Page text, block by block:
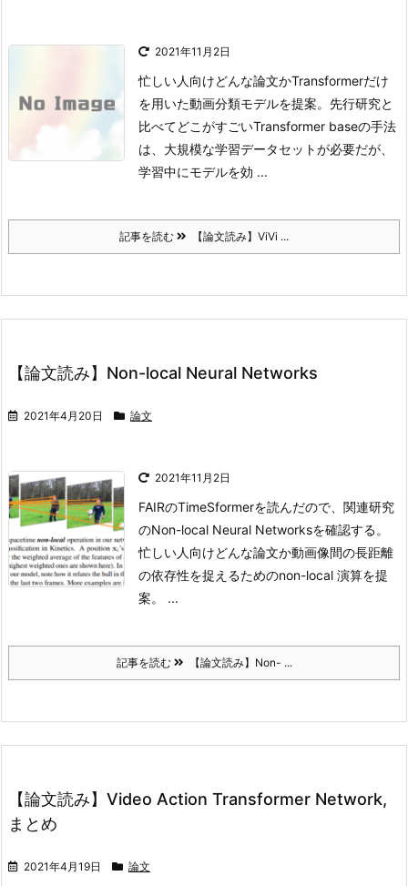
2021年11月2日
忙しい人向けどんな論文かTransformerだけ
を用いた動画分類モデルを提案。 先行研究と
比べてどこがすごいTransformer baseの手法
は、大規模な学習データセットが必要だが、
学習中にモデルを効 ...
記事を読む 【論文読み】ViVi ...
【論文読み】Non-local Neural Networks
2021年4月20日 論文
2021年11月2日
FAIRのTimeSformerを読んだので、関連研究
のNon-local Neural Networksを確認する。
忙しい人向けどんな論文か動画像間の長距離
の依存性を捉えるためのnon-local 演算を提
案。 ...
記事を読む 【論文読み】Non- ...
【論文読み】Video Action Transformer Network,
まとめ
2021年4月19日 論文